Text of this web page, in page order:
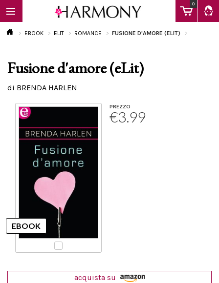
0
EBOOK
Calendario
EBOOK ELIT ROMANCE FUSIONE D'AMORE (ELIT)
Fusione d'amore (eLit)
di BRENDA HARLEN
PREZZO
€3.99
acquista su